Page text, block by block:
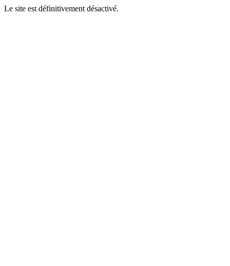
Le site est définitivement désactivé.